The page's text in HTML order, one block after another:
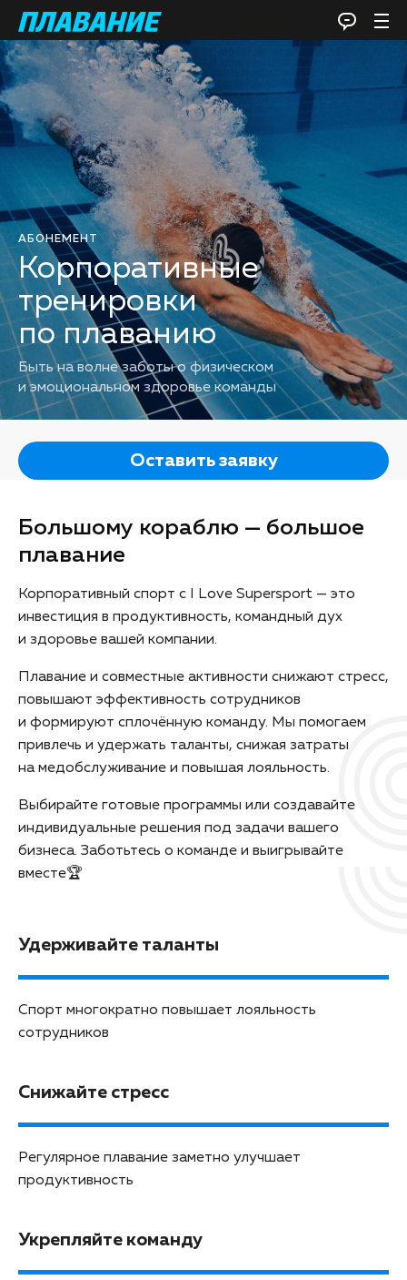
АБОНЕМЕНТ
Корпоративные
тренировки
по плаванию
Быть на волне заботы о физическом
и эмоциональном здоровье команды
Оставить заявку
Большому кораблю — большое
плавание
Корпоративный спорт с I Love Supersport — это
инвестиция в продуктивность, командный дух
и здоровье вашей компании.
Плавание и совместные активности снижают стресс,
повышают эффективность сотрудников
и формируют сплочённую команду. Мы помогаем
привлечь и удержать таланты, снижая затраты
на медобслуживание и повышая лояльность.
Выбирайте готовые программы или создавайте
индивидуальные решения под задачи вашего
бизнеса. Заботьтесь о команде и выигрывайте
вместе🏆
Удерживайте таланты
Спорт многократно повышает лояльность
сотрудников
Снижайте стресс
Регулярное плавание заметно улучшает
продуктивность
Укрепляйте команду